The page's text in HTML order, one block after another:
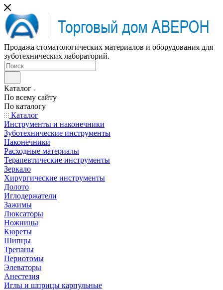
Продажа стоматологических материалов и оборудования для
зуботехнических лабораторий.
Каталог
По всему сайту
По каталогу
Каталог
Инструменты и наконечники
Зуботехнические инструменты
Наконечники
Расходные материалы
Терапевтические инструменты
Зеркало
Хирургические инструменты
Долото
Иглодержатели
Зажимы
Люксаторы
Ножницы
Кюреты
Шипцы
Трепаны
Периотомы
Элеваторы
Анестезия
Иглы и шприцы карпульные